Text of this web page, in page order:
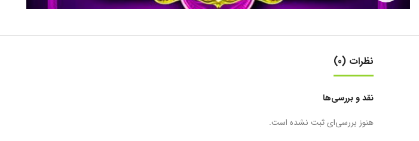
نظرات (0)
نقد و بررسی‌ها
هنوز بررسی‌ای ثبت نشده است.